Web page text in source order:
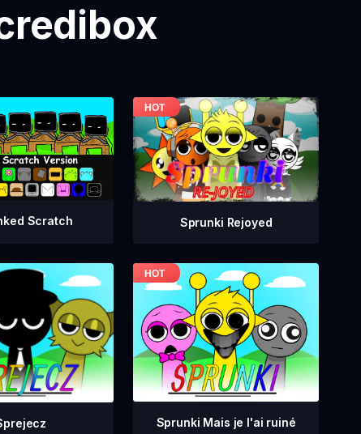
Scratch Sprunki Rejoyed
Sprunki Mais je l'ai ruiné